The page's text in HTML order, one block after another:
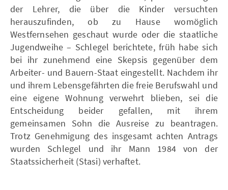
der Lehrer, die über die Kinder versuchten
herauszufinden, ob zu Hause womöglich
Westfernsehen geschaut wurde oder die staatliche
Jugendweihe – Schlegel berichtete, früh habe sich
bei ihr zunehmend eine Skepsis gegenüber dem
Arbeiter- und Bauern-Staat eingestellt. Nachdem ihr
und ihrem Lebensgefährten die freie Berufswahl und
eine eigene Wohnung verwehrt blieben, sei die
Entscheidung beider gefallen, mit ihrem
gemeinsamen Sohn die Ausreise zu beantragen.
Trotz Genehmigung des insgesamt achten Antrags
wurden Schlegel und ihr Mann 1984 von der
Staatssicherheit (Stasi) verhaftet.